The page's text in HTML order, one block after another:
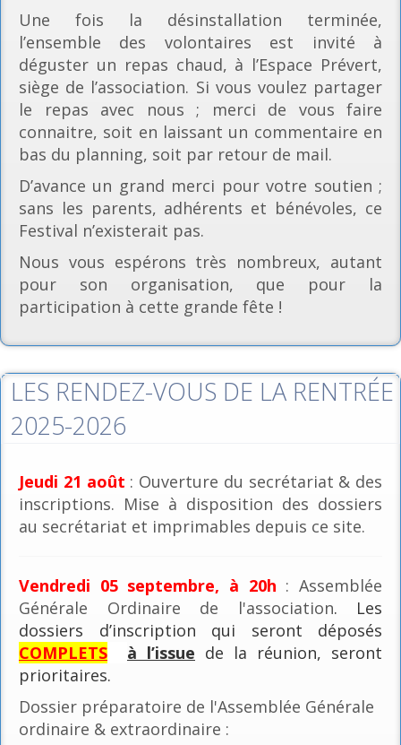
Une fois la désinstallation terminée,
l’ensemble des volontaires est invité à
déguster un repas chaud, à l’Espace Prévert,
siège de l’association. Si vous voulez partager
le repas avec nous ; merci de vous faire
connaitre, soit en laissant un commentaire en
bas du planning, soit par retour de mail.
D’avance un grand merci pour votre soutien ;
sans les parents, adhérents et bénévoles, ce
Festival n’existerait pas.
Nous vous espérons très nombreux, autant
pour son organisation, que pour la
participation à cette grande fête !
LES RENDEZ-VOUS DE LA RENTRÉE
2025-2026
Jeudi 21 août : Ouverture du secrétariat & des
inscriptions. Mise à disposition des dossiers
au secrétariat et imprimables depuis ce site.
Vendredi 05 septembre, à 20h : Assemblée
Générale Ordinaire de l'association. Les
dossiers d’inscription qui seront déposés
COMPLETS
à l’issue de la réunion, seront
prioritaires.
Dossier préparatoire de l'Assemblée Générale
ordinaire & extraordinaire :